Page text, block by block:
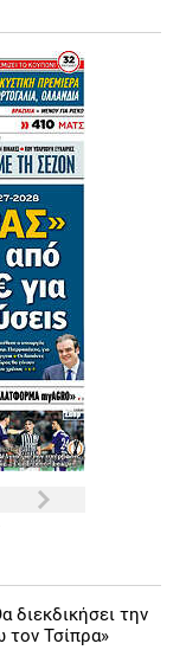
διεκδικήσει την
Τσίπρα»